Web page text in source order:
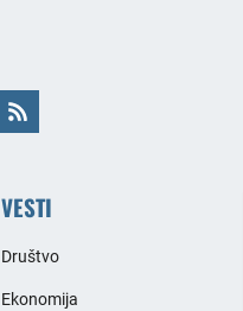
VESTI
Društvo
Ekonomija